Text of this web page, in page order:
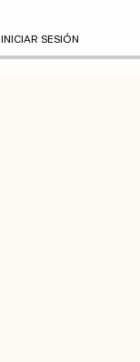
INICIAR SESIÓN